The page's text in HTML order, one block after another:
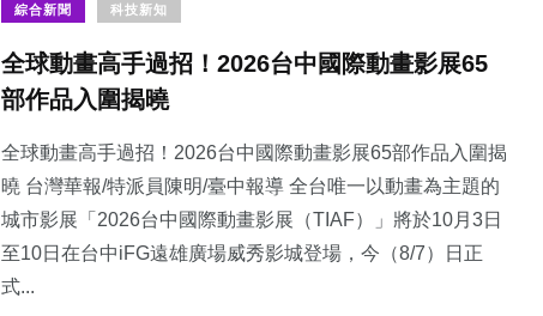
綜合新聞 科技新知
全球動畫高手過招！2026台中國際動畫影展65
部作品入圍揭曉
全球動畫高手過招！2026台中國際動畫影展65部作品入圍揭
曉 台灣華報/特派員陳明/臺中報導 全台唯一以動畫為主題的
城市影展「2026台中國際動畫影展（TIAF）」將於10月3日
至10日在台中iFG遠雄廣場威秀影城登場，今（8/7）日正
式...